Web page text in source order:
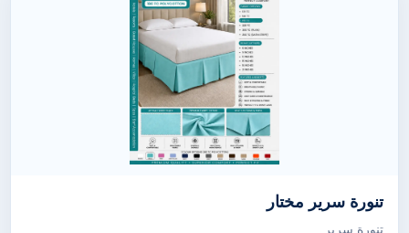
تنورة سرير مختار
تنورة سرير